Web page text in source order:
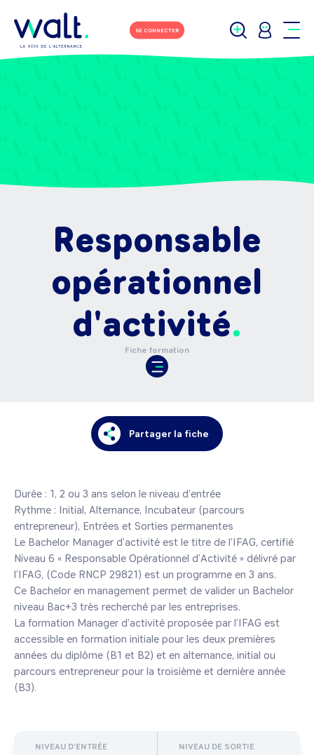
SE CONNECTER
Responsable
opérationnel
d'activité
Fiche formation
Partager la fiche
Durée : 1, 2 ou 3 ans selon le niveau d’entrée
Rythme : Initial, Alternance, Incubateur (parcours
entrepreneur), Entrées et Sorties permanentes
Le Bachelor Manager d’activité est le titre de l’IFAG, certifié
Niveau 6 « Responsable Opérationnel d’Activité » délivré par
l’IFAG, (Code RNCP 29821) est un programme en 3 ans.
Ce Bachelor en management permet de valider un Bachelor
niveau Bac+3 très recherché par les entreprises.
La formation Manager d’activité proposée par l’IFAG est
accessible en formation initiale pour les deux premières
années du diplôme (B1 et B2) et en alternance, initial ou
parcours entrepreneur pour la troisième et dernière année
(B3).
NIVEAU D'ENTRÉE NIVEAU DE SORTIE